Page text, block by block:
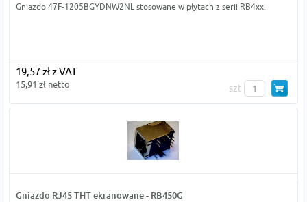
Gniazdo 47F-1205BGYDNW2NL stosowane w płytach z serii RB4xx.
19,57 zł z VAT
15,91 zł netto szt
Gniazdo RJ45 THT ekranowane - RB450G